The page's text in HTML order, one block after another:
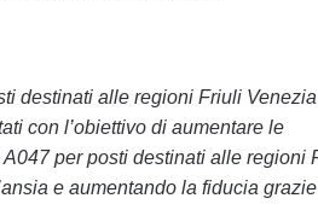
destinati alle regioni Friuli Venezia
con l’obiettivo di aumentare le
per posti destinati alle regioni
e aumentando la fiducia